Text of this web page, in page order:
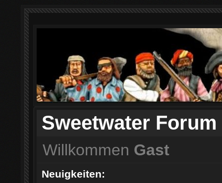
Sweetwater Forum
Willkommen Gast
Neuigkeiten: